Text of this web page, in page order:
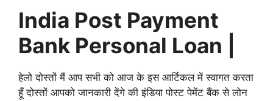
India Post Payment
Bank Personal Loan |
हेलो दोस्तों मैं आप सभी को आज के इस आर्टिकल में स्वागत करता
हूँ दोस्तों आपको जानकारी देंगे की इंडिया पोस्ट पेमेंट बैंक से लोन